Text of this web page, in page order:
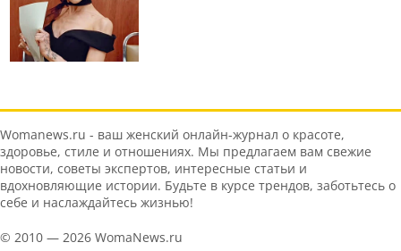
Womanews.ru - ваш женский онлайн-журнал о красоте,
здоровье, стиле и отношениях. Мы предлагаем вам свежие
новости, советы экспертов, интересные статьи и
вдохновляющие истории. Будьте в курсе трендов, заботьтесь о
себе и наслаждайтесь жизнью!
© 2010 — 2026 WomaNews.ru